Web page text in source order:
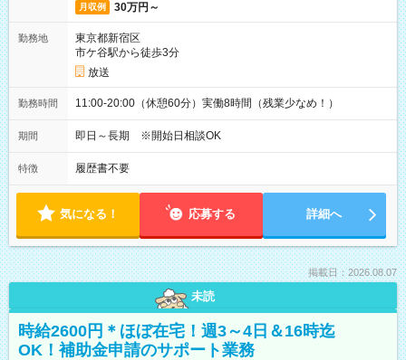
月収例 30万円～
勤務地
東京都新宿区
市ケ谷駅から徒歩3分
放送
勤務時間 11:00-20:00（休憩60分）実働8時間（残業少なめ！）
期間 即日～長期 ※開始日相談OK
特徴 履歴書不要
気になる！ 応募する 詳細へ
掲載日：2026.08.07
未読
時給2600円＊ほぼ在宅！週3～4日＆16時迄
OK！補助金申請のサポート業務